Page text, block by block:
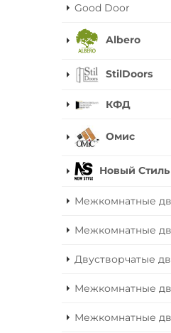
Good Door
Albero
StilDoors
КФД
Омис
Новый Стиль
Межкомнатные
Межкомнатные
Двустворчатые
Межкомнатные
Межкомнатные